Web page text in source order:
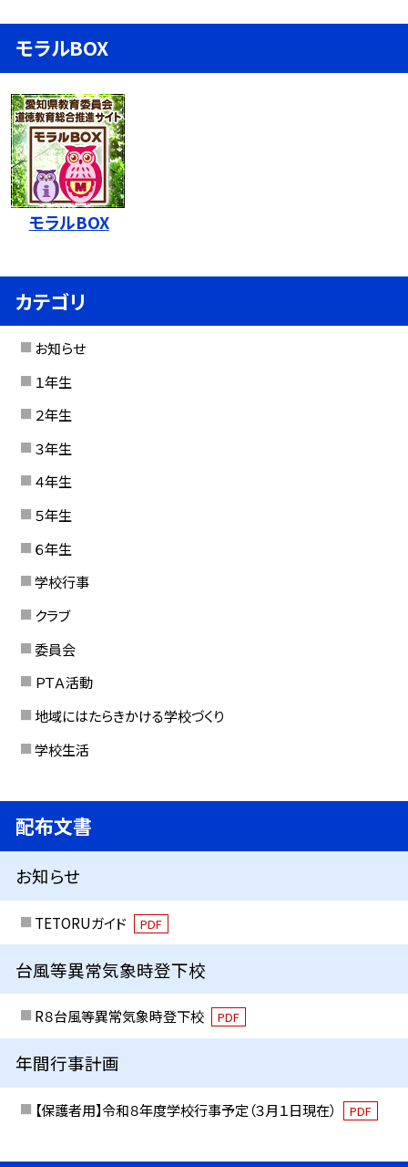
モラルBOX
モラルBOX
カテゴリ
お知らせ
１年生
２年生
３年生
４年生
５年生
６年生
学校行事
クラブ
委員会
ＰＴＡ活動
地域にはたらきかける学校づくり
学校生活
配布文書
お知らせ
TETORUガイド PDF
台風等異常気象時登下校
R８台風等異常気象時登下校 PDF
年間行事計画
【保護者用】令和８年度学校行事予定（３月１日現在） PDF